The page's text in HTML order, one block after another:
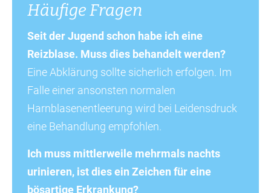
Häufige Fragen
Seit der Jugend schon habe ich eine
Reizblase. Muss dies behandelt werden?
Eine Abklärung sollte sicherlich erfolgen. Im
Falle einer ansonsten normalen
Harnblasenentleerung wird bei Leidensdruck
eine Behandlung empfohlen.
Ich muss mittlerweile mehrmals nachts
urinieren, ist dies ein Zeichen für eine
bösartige Erkrankung?